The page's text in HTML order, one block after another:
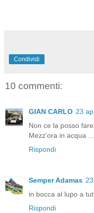
Condividi
10 commenti:
GIAN CARLO 23
Non ce la posso
Mezz'ora in acqua
Rispondi
Semper Adamas
in bocca al lupo a
Rispondi